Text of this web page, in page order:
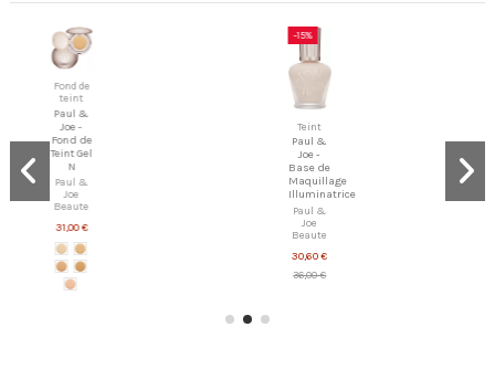
Fond de
Paul &
Fond de
Teint Gel
Paul &
Beaute
31,00 €
Paul &
Base de
Maquillage
Illuminatrice
Paul &
Beaute
30,60 €
36,00 €